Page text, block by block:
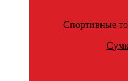
Спортивные